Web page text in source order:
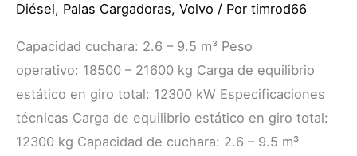
Diésel, Palas Cargadoras, Volvo / Por timrod66
Capacidad cuchara: 2.6 – 9.5 m³ Peso
operativo: 18500 – 21600 kg Carga de equilibrio
estático en giro total: 12300 kW Especificaciones
técnicas Carga de equilibrio estático en giro total:
12300 kg Capacidad de cuchara: 2.6 – 9.5 m³